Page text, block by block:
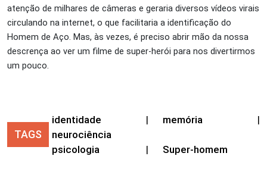
atenção de milhares de câmeras e geraria diversos vídeos virais
circulando na internet, o que facilitaria a identificação do
Homem de Aço. Mas, às vezes, é preciso abrir mão da nossa
descrença ao ver um filme de super-herói para nos divertirmos
um pouco.
TAGS
identidade | memória
|
neurociência
psicologia
| Super-homem